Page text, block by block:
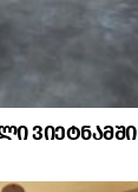
ვიეტნამში